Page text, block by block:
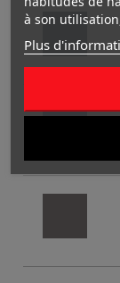
à son
Plus